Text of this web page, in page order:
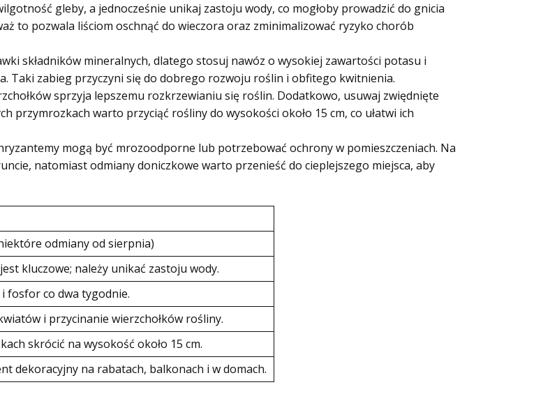
gleby, a jednocześnie unikaj zastoju wody, co mogłoby prowadzić do gnicia
to pozwala liściom oschnąć do wieczora oraz zminimalizować ryzyko chorób
składników mineralnych, dlatego stosuj nawóz o wysokiej zawartości potasu i
Taki zabieg przyczyni się do dobrego rozwoju roślin i obfitego kwitnienia.
sprzyja lepszemu rozkrzewianiu się roślin. Dodatkowo, usuwaj zwiędnięte
przymrozkach warto przyciąć rośliny do wysokości około 15 cm, co ułatwi ich
mogą być mrozoodporne lub potrzebować ochrony w pomieszczeniach. Na
natomiast odmiany doniczkowe warto przenieść do cieplejszego miejsca, aby
odmiany od sierpnia)
kluczowe; należy unikać zastoju wody.
fosfor co dwa tygodnie.
i przycinanie wierzchołków rośliny.
skrócić na wysokość około 15 cm.
dekoracyjny na rabatach, balkonach i w domach.